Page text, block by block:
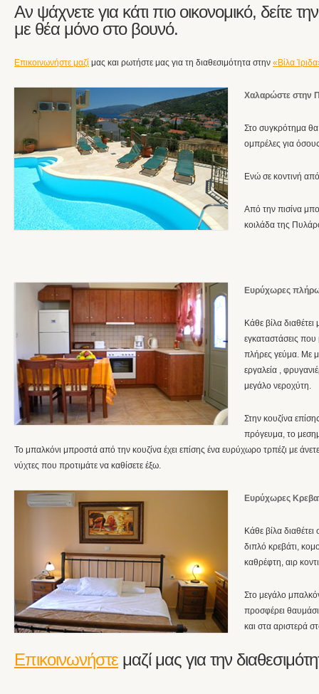
Αν ψάχνετε για κάτι πιο οικονομικό, δείτε
με θέα μόνο στο βουνό.
Επικοινωνήστε μαζί μας και ρωτήστε μας για τη διαθεσιμότητα στην «Βίλα
Χαλαρώστε στην
Στο συγκρότημα θα
ομπρέλες για
Ενώ σε κοντινή
Από την πισίνα
κοιλάδα της
Ευρύχωρες
Κάθε βίλα
εγκαταστάσεις που
πλήρες γεύμα. Με
εργαλεία ,
μεγάλο νεροχύτη.
Στην κουζίνα
πρόγευμα, το
Το μπαλκόνι μπροστά από την κουζίνα έχει επίσης ένα ευρύχωρο τρπέζι με
νύχτες που προτιμάτε να καθίσετε έξω.
Ευρύχωρες
Κάθε βίλα
διπλό κρεβάτι,
καθρέφτη, αιρ
Στο μεγάλο
προσφέρει
και στα αριστερά
Επικοινωνήστε μαζί μας για την